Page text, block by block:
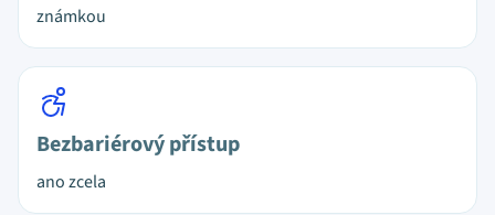
známkou
Bezbariérový přístup
ano zcela